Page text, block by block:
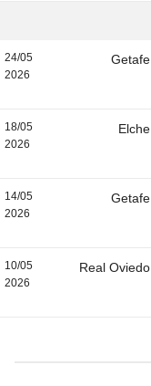
24/05
2026
Getafe
18/05
2026
Elche
14/05
2026
Getafe
10/05
2026
Real Oviedo